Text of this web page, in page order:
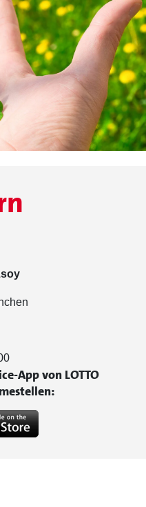
App von LOTTO